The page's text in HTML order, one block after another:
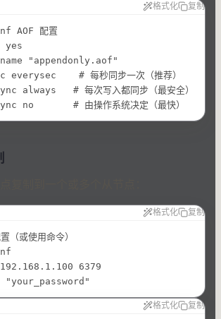
格式化 复制
AOF 配置
yes
"appendonly.aof"
everysec    # 每秒同步一次（推荐）
always   # 每次写入都同步（最安全）
no       # 由操作系统决定（最快）
格式化 复制
（或使用命令）
6379
"your_password"
格式化 复制